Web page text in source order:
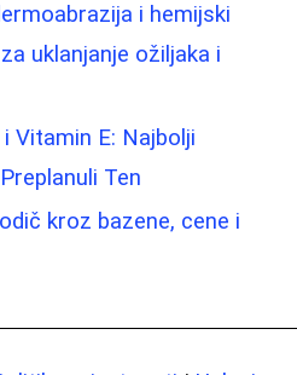
i hemijski
uklanjanje ožiljaka i
Vitamin E: Najbolji
Ten
kroz bazene, cene i